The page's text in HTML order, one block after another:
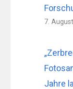
7.
Jahre